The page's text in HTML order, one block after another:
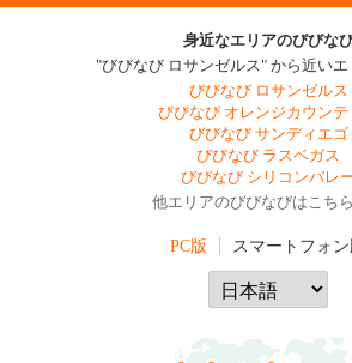
身近なエリアのびびな
"びびなび ロサンゼルス" から近い
びびなび ロサンゼルス
びびなび オレンジカウンテ
びびなび サンディエゴ
びびなび ラスベガス
びびなび シリコンバレ
他エリアのびびなびはこち
PC版 スマートフォン